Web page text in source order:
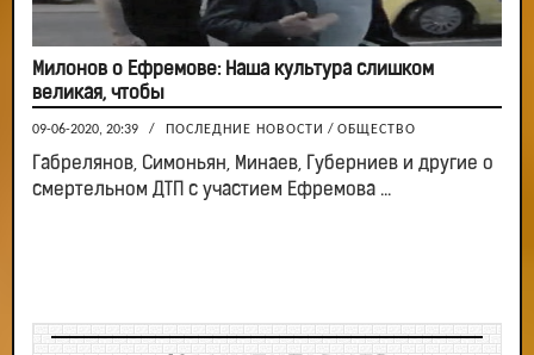
Милонов о Ефремове: Наша культура слишком
великая, чтобы
09-06-2020, 20:39 / ПОСЛЕДНИЕ НОВОСТИ / ОБЩЕСТВО
Габрелянов, Симоньян, Минаев, Губерниев и другие о
смертельном ДТП с участием Ефремова ...